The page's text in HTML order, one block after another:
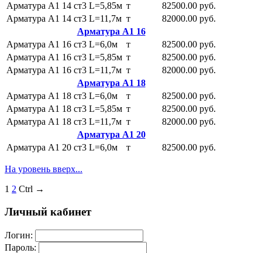
Арматура А1 14 ст3 L=5,85м т
82500.00 руб.
Арматура А1 14 ст3 L=11,7м т
82000.00 руб.
Арматура А1 16
Арматура А1 16 ст3 L=6,0м
т
82500.00 руб.
Арматура А1 16 ст3 L=5,85м т
82500.00 руб.
Арматура А1 16 ст3 L=11,7м т
82000.00 руб.
Арматура А1 18
Арматура А1 18 ст3 L=6,0м
т
82500.00 руб.
Арматура А1 18 ст3 L=5,85м т
82500.00 руб.
Арматура А1 18 ст3 L=11,7м т
82000.00 руб.
Арматура А1 20
Арматура А1 20 ст3 L=6,0м
т 82500.00 руб.
На уровень вверх...
1 2 Ctrl →
Личный кабинет
Логин:
Пароль: